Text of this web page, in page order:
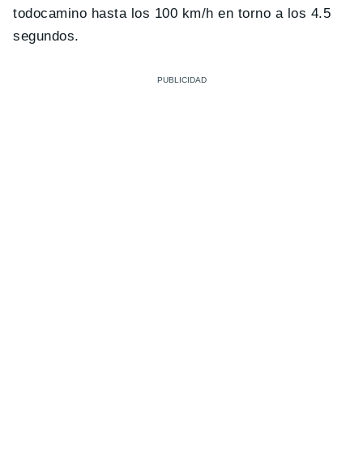
todocamino hasta los 100 km/h en torno a los 4.5
segundos.